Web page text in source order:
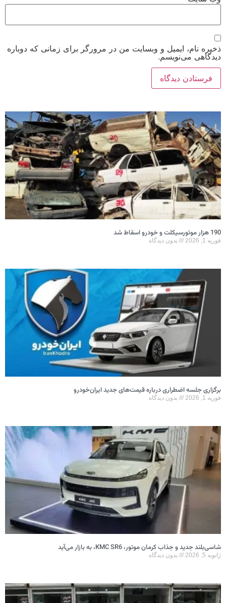
ذخیره نام، ایمیل و وبسایت من در مرورگر برای زمانی که دوباره
دیدگاهی می‌نویسم.
190 هزار موتورسیکلت و خودرو اسقاط شد
فوریه 1, 2026 بدون دیدگاه
برگزاری جلسه اضطراری درباره قیمت‌های جدید ایران‌خودرو
فوریه 1, 2026 بدون دیدگاه
شاسی‌بلند جدید و جذاب کرمان موتور، KMC SR6، به بازار می‌آید
ژانویه 5, 2026 بدون دیدگاه